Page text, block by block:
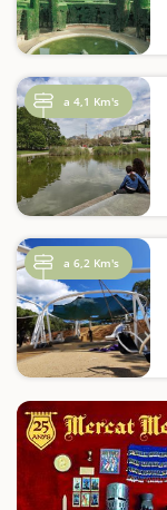
a 4,1 Km's
a 6,2 Km's